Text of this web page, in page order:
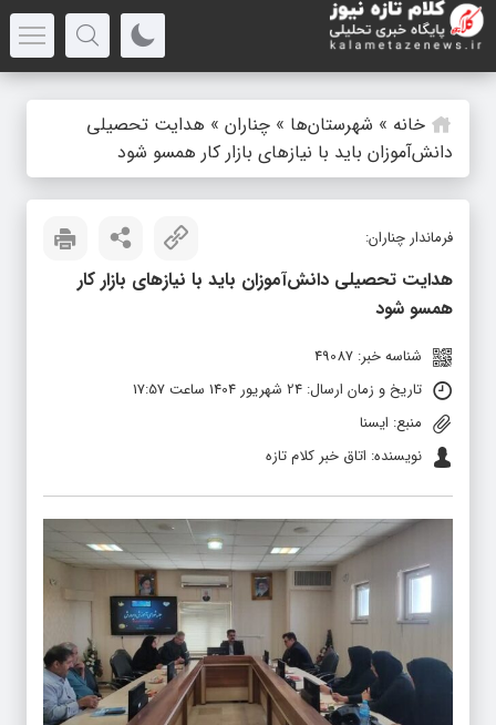
خانه » شهرستان‌ها » چناران » هدایت تحصیلی
دانش‌آموزان باید با نیازهای بازار کار همسو شود
فرماندار چناران:
هدایت تحصیلی دانش‌آموزان باید با نیازهای بازار کار
همسو شود
شناسه خبر: 49087
تاریخ و زمان ارسال: 24 شهریور 1404 ساعت 17:57
منبع: ایسنا
نویسنده: اتاق خبر کلام تازه